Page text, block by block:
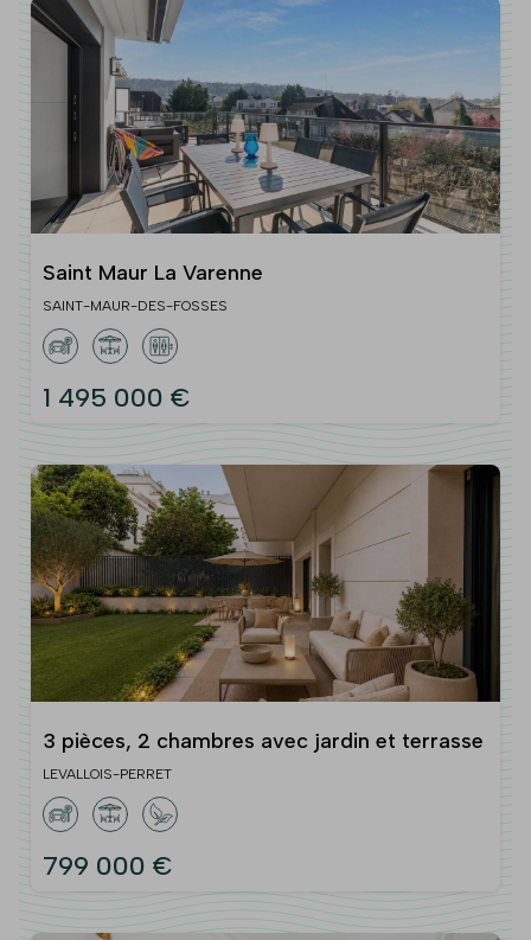
Saint Maur La Varenne
SAINT-MAUR-DES-FOSSES
1 495 000 €
3 pièces, 2 chambres avec jardin et terrasse
LEVALLOIS-PERRET
799 000 €